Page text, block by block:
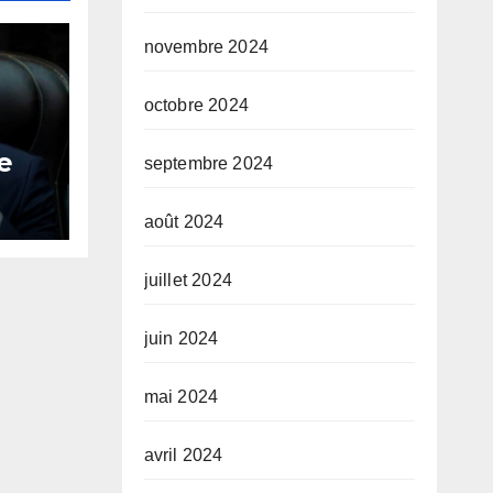
novembre 2024
octobre 2024
septembre 2024
août 2024
juillet 2024
juin 2024
mai 2024
avril 2024